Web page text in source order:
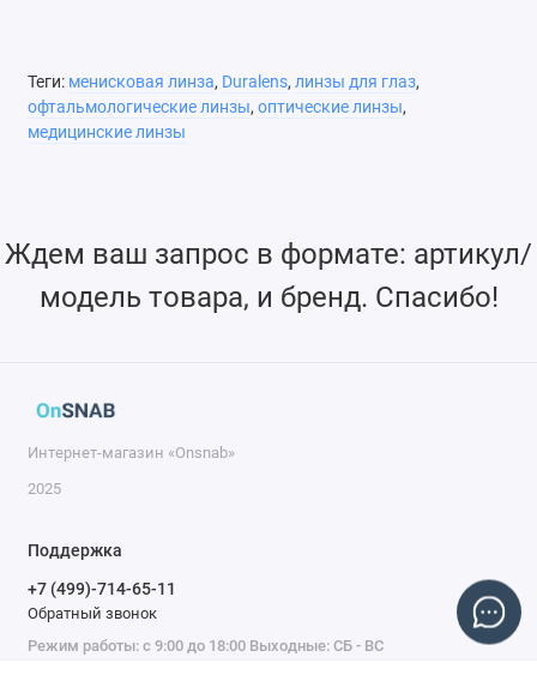
Теги: менисковая линза, Duralens, линзы для глаз,
офтальмологические линзы, оптические линзы,
медицинские линзы
Ждем ваш запрос в формате: артикул/
модель товара, и бренд. Спасибо!
Интернет-магазин «Onsnab»
2025
Поддержка
+7 (499)-714-65-11
Обратный звонок
Режим работы: с 9:00 до 18:00 Выходные: СБ - ВС